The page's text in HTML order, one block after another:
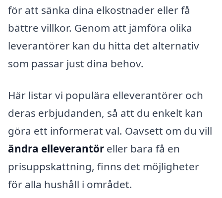
för att sänka dina elkostnader eller få
bättre villkor. Genom att jämföra olika
leverantörer kan du hitta det alternativ
som passar just dina behov.
Här listar vi populära elleverantörer och
deras erbjudanden, så att du enkelt kan
göra ett informerat val. Oavsett om du vill
ändra elleverantör eller bara få en
prisuppskattning, finns det möjligheter
för alla hushåll i området.